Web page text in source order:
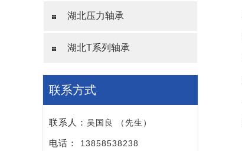
湖北压力轴承
湖北T系列轴承
联系方式
联系人： 吴国良 （先生）
电话： 13858538238